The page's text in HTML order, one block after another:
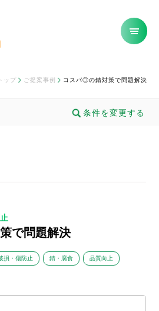
トップ ご提案事例 コスパ◎の錆対策で問題解決
条件を変更する
で問題解決
損・傷防止 錆・腐食 品質向上